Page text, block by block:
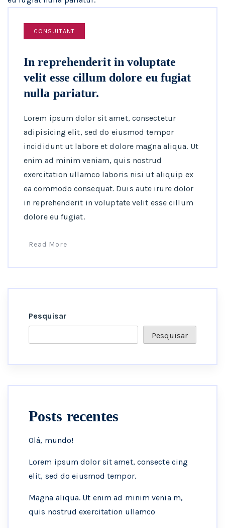
CONSULTANT
In reprehenderit in voluptate
velit esse cillum dolore eu fugiat
nulla pariatur.
Lorem ipsum dolor sit amet, consectetur
adipisicing elit, sed do eiusmod tempor
incididunt ut labore et dolore magna aliqua. Ut
enim ad minim veniam, quis nostrud
exercitation ullamco laboris nisi ut aliquip ex
ea commodo consequat. Duis aute irure dolor
in reprehenderit in voluptate velit esse cillum
dolore eu fugiat.
Read More
Pesquisar
Pesquisar
Posts recentes
Olá, mundo!
Lorem ipsum dolor sit amet, consecte cing
elit, sed do eiusmod tempor.
Magna aliqua. Ut enim ad minim venia m,
quis nostrud exercitation ullamco